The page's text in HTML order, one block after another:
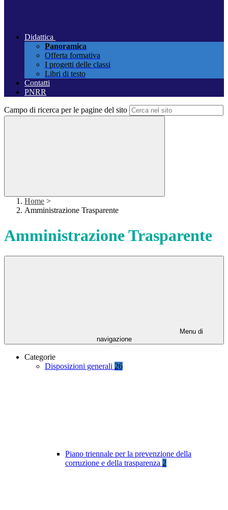
Didattica
Panoramica
Offerta formativa
I progetti delle classi
Libri di testo
Contatti
PNRR
Campo di ricerca per le pagine del sito
Home >
Amministrazione Trasparente
Amministrazione Trasparente
Menu di
navigazione
Categorie
Disposizioni generali 26
Piano triennale per la prevenzione della
corruzione e della trasparenza 2